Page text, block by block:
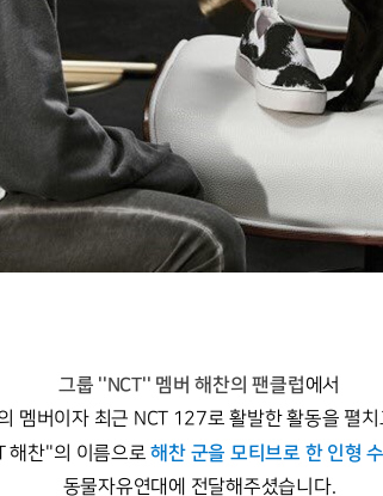
그룹 ''NCT'' 멤버 해찬의 팬클럽에서
멤버이자 최근 NCT 127로 활발한 활동을 펼치
해찬''의 이름으로해찬 군을 모티브로 한 인형
동물자유연대에 전달해주셨습니다.